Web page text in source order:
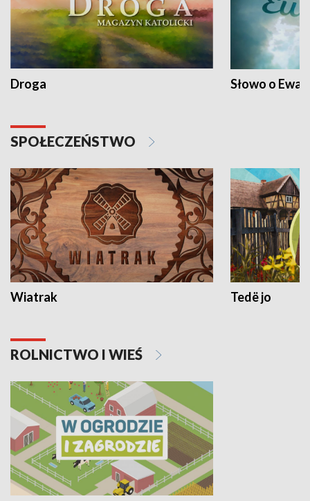
Droga Słowo o
SPOŁECZEŃSTWO
Wiatrak Tedë jo
ROLNICTWO I WIEŚ